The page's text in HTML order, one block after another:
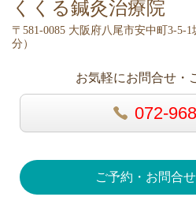
くくる鍼灸治療院
〒581-0085 大阪府八尾市安中町3-5-1
分）
お気軽にお問合せ・
072-
ご予約・お問合